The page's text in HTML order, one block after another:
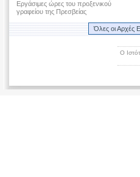
Εργάσιμες ώρες του προξενικού
γραφείου της Πρεσβείας
Όλες οι Αρχές
Ο